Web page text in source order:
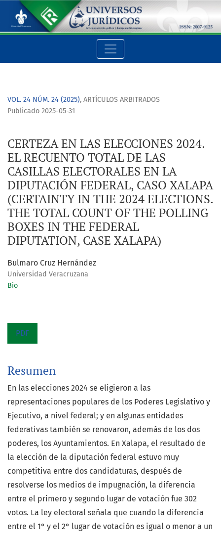
CERTEZA EN LAS ELECCIONES 2024. EL RECUENTO TOTAL DE
VOL. 24 NÚM. 24 (2025), ARTÍCULOS ARBITRADOS
CERTEZA EN LAS ELECCIONES 2024.
EL RECUENTO TOTAL DE LAS
CASILLAS ELECTORALES EN LA
DIPUTACIÓN FEDERAL, CASO XALAPA
(CERTAINTY IN THE 2024 ELECTIONS.
THE TOTAL COUNT OF THE POLLING
BOXES IN THE FEDERAL
DIPUTATION, CASE XALAPA)
Publicado 2025-05-31
Bulmaro Cruz Hernández
Universidad Veracruzana
Bio
PDF
Resumen
En las elecciones 2024 se eligieron a las
representaciones populares de los Poderes Legislativo y
Ejecutivo, a nivel federal; y en algunas entidades
federativas también se renovaron, además de los dos
poderes, los Ayuntamientos. En Xalapa, el resultado de
la elección de la diputación federal estuvo muy
competitiva entre dos candidaturas, después de
resolverse los medios de impugnación, la diferencia
entre el primero y segundo lugar de votación fue 302
votos. La ley electoral señala que cuando la diferencia
entre el 1° y el 2° lugar de votación es igual o menor a un